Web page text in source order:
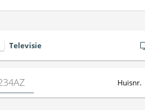
Televisie
Huisnr.